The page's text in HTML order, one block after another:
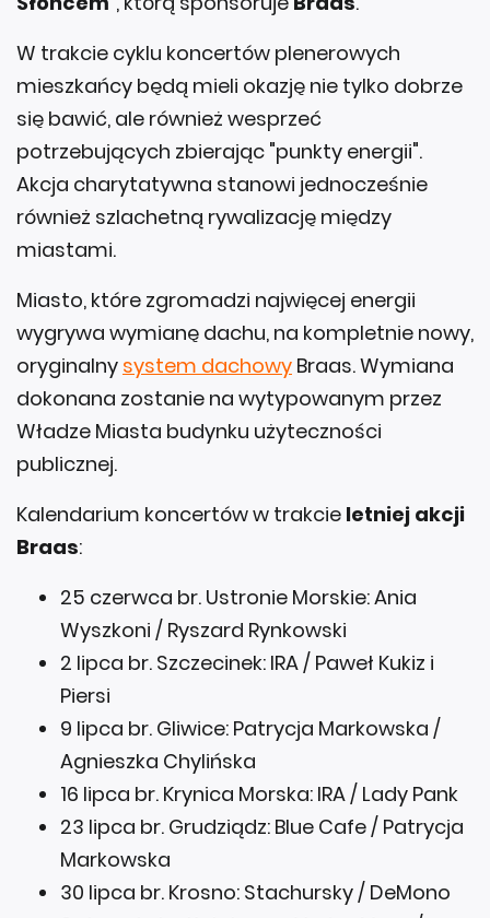
W trakcie cyklu koncertów plenerowych
mieszkańcy będą mieli okazję nie tylko dobrze
się bawić, ale również wesprzeć
potrzebujących zbierając "punkty energii".
Akcja charytatywna stanowi jednocześnie
również szlachetną rywalizację między
miastami.
Miasto, które zgromadzi najwięcej energii
wygrywa wymianę dachu, na kompletnie nowy,
oryginalny system dachowy Braas. Wymiana
dokonana zostanie na wytypowanym przez
Władze Miasta budynku użyteczności
publicznej.
Kalendarium koncertów w trakcie letniej akcji
Braas:
25 czerwca br. Ustronie Morskie: Ania
Wyszkoni / Ryszard Rynkowski
2 lipca br. Szczecinek: IRA / Paweł Kukiz i
Piersi
9 lipca br. Gliwice: Patrycja Markowska /
Agnieszka Chylińska
16 lipca br. Krynica Morska: IRA / Lady Pank
23 lipca br. Grudziądz: Blue Cafe / Patrycja
Markowska
30 lipca br. Krosno: Stachursky / DeMono